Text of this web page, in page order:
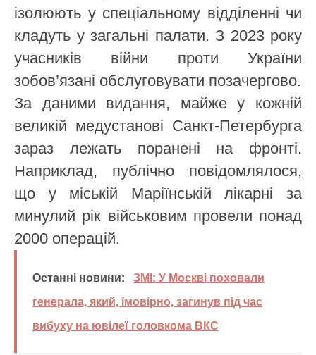
ізолюють у спеціальному відділенні чи
кладуть у загальні палати. З 2023 року
учасників війни проти України
зобов’язані обслуговувати позачергово.
За даними видання, майже у кожній
великій медустанові Санкт-Петербурга
зараз лежать поранені на фронті.
Наприклад, публічно повідомлялося,
що у міській Маріїнській лікарні за
минулий рік військовим провели понад
2000 операцій.
Останні новини:
ЗМІ: У Москві поховали
генерала, який, імовірно, загинув під час
вибуху на ювілеї головкома ВКС